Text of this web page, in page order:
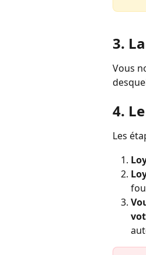
3.
Vous
4.
Les